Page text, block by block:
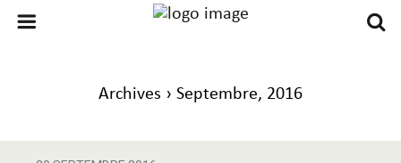
Archives › Septembre, 2016